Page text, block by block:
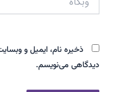
ذخیره نام، ایمیل و
دیدگاهی می‌نویسم.